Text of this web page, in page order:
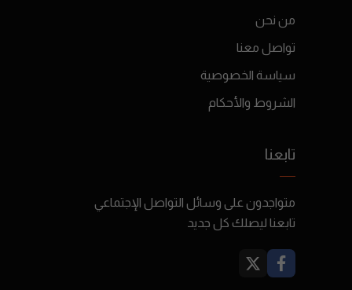
من نحن
تواصل معنا
سياسة الخصوصية
الشروط والأحكام
تابعنا
متواجدون على وسائل التواصل الإجتماعي
تابعنا ليصلك كل جديد